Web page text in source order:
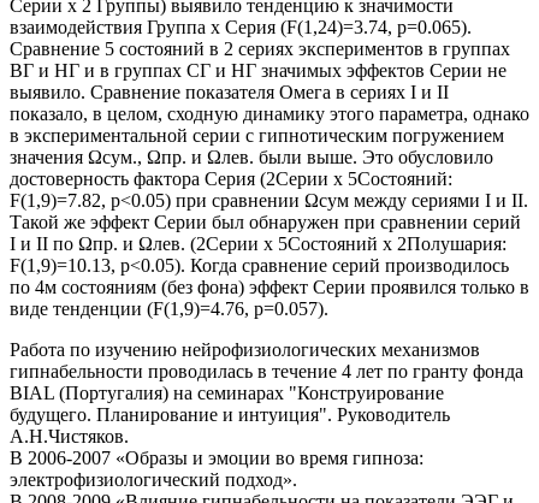
Серии х 2 Группы) выявило тенденцию к значимости
взаимодействия Группа х Серия (F(1,24)=3.74, p=0.065).
Сравнение 5 состояний в 2 сериях экспериментов в группах
ВГ и НГ и в группах СГ и НГ значимых эффектов Серии не
выявило. Сравнение показателя Омега в сериях I и II
показало, в целом, сходную динамику этого параметра, однако
в экспериментальной серии с гипнотическим погружением
значения Ωсум., Ωпр. и Ωлев. были выше. Это обусловило
достоверность фактора Серия (2Серии х 5Состояний:
F(1,9)=7.82, p<0.05) при сравнении Ωсум между сериями I и II.
Такой же эффект Серии был обнаружен при сравнении серий
I и II по Ωпр. и Ωлев. (2Серии х 5Состояний х 2Полушария:
F(1,9)=10.13, p<0.05). Когда сравнение серий производилось
по 4м состояниям (без фона) эффект Серии проявился только в
виде тенденции (F(1,9)=4.76, p=0.057).
Работа по изучению нейрофизиологических механизмов
гипнабельности проводилась в течение 4 лет по гранту фонда
BIAL (Португалия) на семинарах "Конструирование
будущего. Планирование и интуиция". Руководитель
А.Н.Чистяков.
В 2006-2007 «Образы и эмоции во время гипноза:
электрофизиологический подход».